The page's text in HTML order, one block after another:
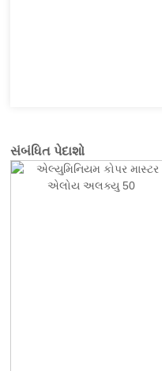
સંબંધિત પેદાશો